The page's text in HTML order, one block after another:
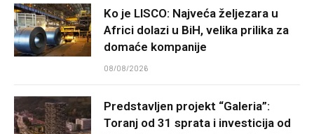
Ko je LISCO: Najveća željezara u
Africi dolazi u BiH, velika prilika za
domaće kompanije
08/08/2026
Predstavljen projekt “Galeria”:
Toranj od 31 sprata i investicija od